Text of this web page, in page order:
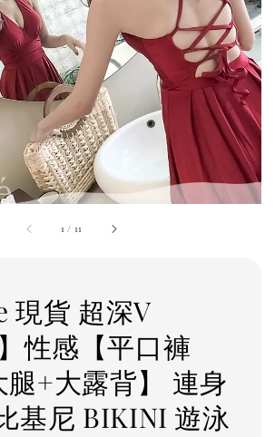
1 / 11
現貨 超深V
】性感【平口褲
腿+大露背】 連身
基尼 BIKINI 遊泳